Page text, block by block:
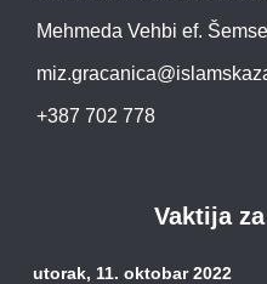
Mehmeda Vehbi ef.
+387 702 778
Vaktija
utorak, 11. oktobar 2022